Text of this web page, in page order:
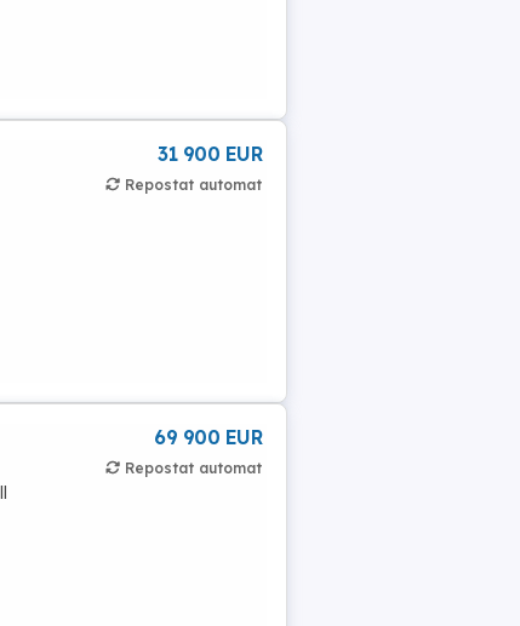
31 900 EUR
Repostat automat
69 900 EUR
Repostat automat